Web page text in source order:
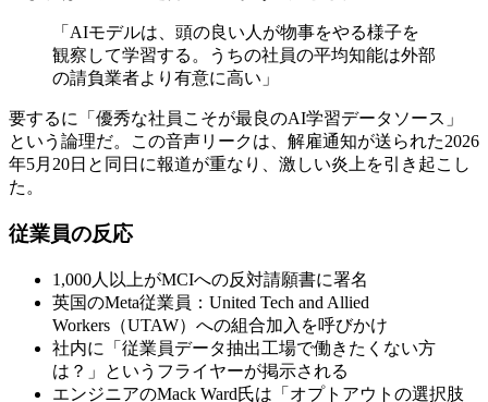
「AIモデルは、頭の良い人が物事をやる様子を
観察して学習する。うちの社員の平均知能は外部
の請負業者より有意に高い」
要するに「優秀な社員こそが最良のAI学習データソース」
という論理だ。この音声リークは、解雇通知が送られた2026
年5月20日と同日に報道が重なり、激しい炎上を引き起こし
た。
従業員の反応
1,000人以上がMCIへの反対請願書に署名
英国のMeta従業員：United Tech and Allied
Workers（UTAW）への組合加入を呼びかけ
社内に「従業員データ抽出工場で働きたくない方
は？」というフライヤーが掲示される
エンジニアのMack Ward氏は「オプトアウトの選択肢